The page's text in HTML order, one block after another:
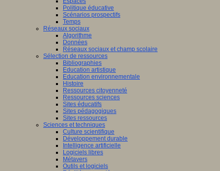
Politique éducative
Scénarios prospectifs
Temps
Réseaux sociaux
Algorithme
Données
Réseaux sociaux et champ scolaire
Sélection de ressources
Bibliographies
Education artistique
Education environnementale
Histoire
Ressources citoyenneté
Ressources sciences
Sites éducatifs
Sites pédagogiques
Sites ressources
Sciences et techniques
Culture scientifique
Développement durable
Intelligence artificielle
Logiciels libres
Métavers
Outils et logiciels